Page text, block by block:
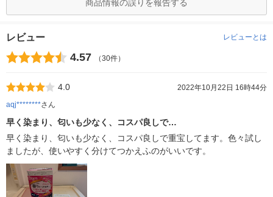
商品情報の誤りを報告する
レビュー レビューとは
4.57 （30件）
4.0
2022年10月22日 16時44分
aqj********さん
早く染まり、匂いも少なく、コスパ良しで…
早く染まり、匂いも少なく、コスパ良しで重宝してます。色々試し
ましたが、使いやすく分けてつかえふのがいいです。